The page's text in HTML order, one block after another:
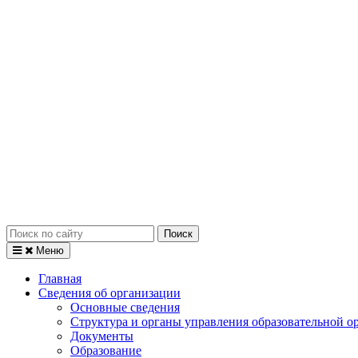
Искать:
Меню
Главная
Сведения об организации
Основные сведения
Структура и органы управления образовательной
Документы
Образование